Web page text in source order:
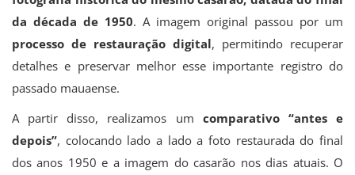
da década de 1950. A imagem original passou por um
processo de restauração digital, permitindo recuperar
detalhes e preservar melhor esse importante registro do
passado mauaense.
A partir disso, realizamos um comparativo “antes e
depois”, colocando lado a lado a foto restaurada do final
dos anos 1950 e a imagem do casarão nos dias atuais. O